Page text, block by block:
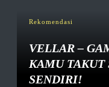
Rekomendasi
VELLAR –
KAMU TAKUT
SENDIRI!